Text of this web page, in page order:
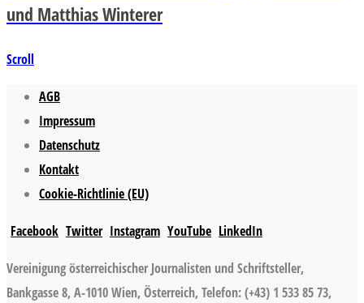
und Matthias Winterer
Scroll
AGB
Impressum
Datenschutz
Kontakt
Cookie-Richtlinie (EU)
Facebook Twitter Instagram YouTube LinkedIn
Vereinigung österreichischer Journalisten und Schriftsteller,
Bankgasse 8, A-1010 Wien, Österreich, Telefon: (+43) 1 533 85 73,